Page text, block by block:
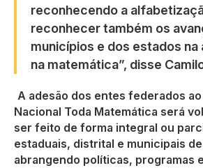
reconhecendo a
reconhecer também os
municípios e dos estados na
na matemática”, disse
A adesão dos entes federados
Nacional Toda Matemática será
ser feito de forma integral ou
estaduais, distrital e municipais
abrangendo políticas, programas